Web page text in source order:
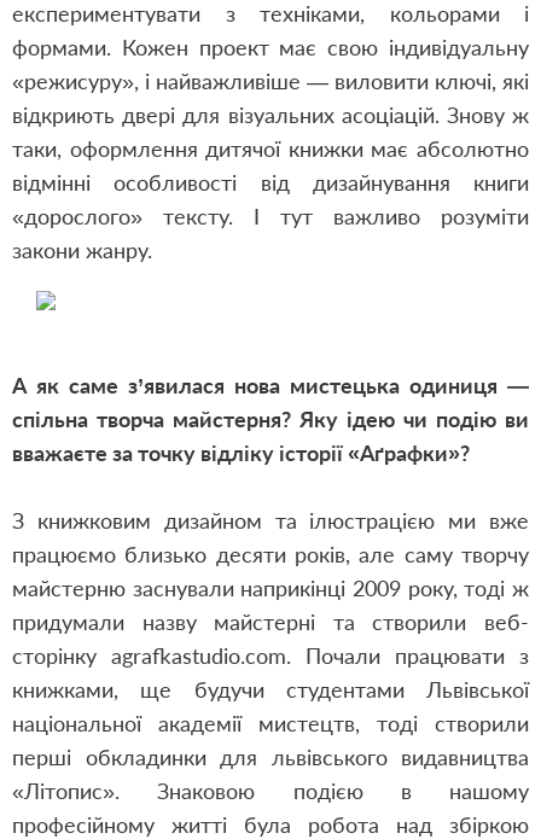
експериментувати з техніками, кольорами і
формами. Кожен проект має свою індивідуальну
«режисуру», і найважливіше — виловити ключі, які
відкриють двері для візуальних асоціацій. Знову ж
таки, оформлення дитячої книжки має абсолютно
відмінні особливості від дизайнування книги
«дорослого» тексту. І тут важливо розуміти
закони жанру.
А як саме з’явилася нова мистецька одиниця —
спільна творча майстерня? Яку ідею чи подію ви
вважаєте за точку відліку історії «Аґрафки»?
З книжковим дизайном та ілюстрацією ми вже
працюємо близько десяти років, але саму творчу
майстерню заснували наприкінці 2009 року, тоді ж
придумали назву майстерні та створили веб-
сторінку agrafkastudio.com. Почали працювати з
книжками, ще будучи студентами Львівської
національної академії мистецтв, тоді створили
перші обкладинки для львівського видавництва
«Літопис». Знаковою подією в нашому
професійному житті була робота над збіркою